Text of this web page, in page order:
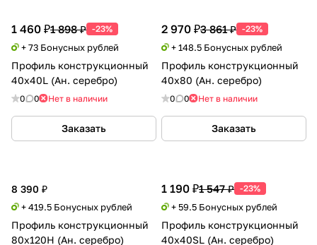
1 460 ₽1 898 ₽ -23%
+ 73 Бонусных рублей
Профиль конструкционный
40х40L (Ан. серебро)
0 0 Нет в наличии
Заказать
2 970 ₽3 861 ₽ -23%
+ 148.5 Бонусных рублей
Профиль конструкционный
40х80 (Ан. серебро)
0 0 Нет в наличии
Заказать
8 390 ₽
+ 419.5 Бонусных рублей
Профиль конструкционный
80х120H (Ан. серебро)
1 190 ₽1 547 ₽ -23%
+ 59.5 Бонусных рублей
Профиль конструкционный
40х40SL (Ан. серебро)